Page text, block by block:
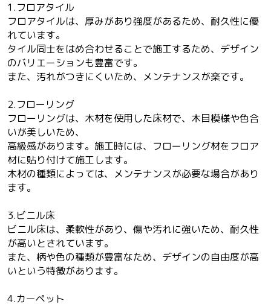
1.フロアタイル
フロアタイルは、厚みがあり強度があるため、耐久性に優
れています。
タイル同士をはめ合わせることで施工するため、デザイン
のバリエーションも豊富です。
また、汚れがつきにくいため、メンテナンスが楽です。
2.フローリング
フローリングは、木材を使用した床材で、木目模様や色合
いが美しいため、
高級感があります。施工時には、フローリング材をフロア
材に貼り付けて施工します。
木材の種類によっては、メンテナンスが必要な場合があり
ます。
3.ビニル床
ビニル床は、柔軟性があり、傷や汚れに強いため、耐久性
が高いとされています。
また、柄や色の種類が豊富なため、デザインの自由度が高
いという特徴があります。
4.カーペット